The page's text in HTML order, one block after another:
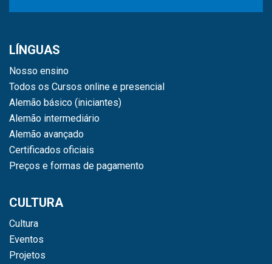
LÍNGUAS
Nosso ensino
Todos os Cursos online e presencial
Alemão básico (iniciantes)
Alemão intermediário
Alemão avançado
Certificados oficiais
Preços e formas de pagamento
CULTURA
Cultura
Eventos
Projetos